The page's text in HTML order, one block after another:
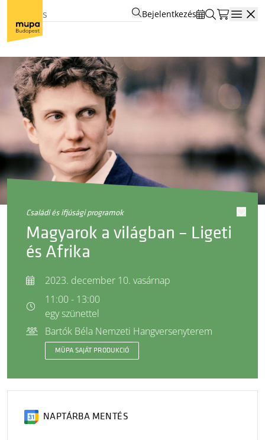
Bejelentkezés
családi és ifjúsági programok
Magyarok a világban – Ligeti
és Afrika
2023. december 10. vasárnap
11:00 - 13:00
egy szünettel
Bartók Béla Nemzeti Hangversenyterem
MÜPA SAJÁT PRODUKCIÓ
NAPTÁRBA MENTÉS